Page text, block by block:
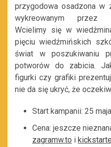
przygodowa osadzona w
wykreowanym przez
Wcielimy się w
pięciu wiedźmińskich
świat w poszukiwaniu
potworów do zabicia.
figurki czy grafiki
nie da się ukryć, że
Start kampanii: 25 maja
Cena: jeszcze
zagramw.to i